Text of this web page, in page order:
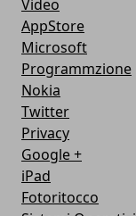
Video
AppStore
Microsoft
Programmzione
Nokia
Twitter
Privacy
Google +
iPad
Fotoritocco